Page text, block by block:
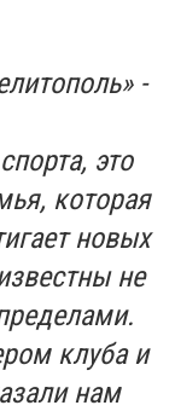
-
это
которая
новых
не
клуба и
нам